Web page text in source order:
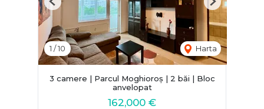
1 /10 Harta
Previous Next
3 camere | Parcul Moghioroș | 2 băi | Bloc
anvelopat
162,000 €